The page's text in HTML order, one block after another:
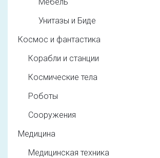
Унитазы и Биде
Космос и фантастика
Корабли и станции
Космические тела
Роботы
Сооружения
Медицина
Медицинская техника